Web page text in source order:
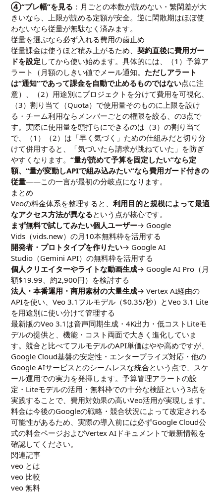
④“ブレ幅”を見る ：月ごとの本数が読めない・繁閑差が大
きいなら、上限が読める定額が安全。逆に閑散期はほぼ使
わないなら従量が無駄なく済みます。
従量を選ぶなら必ず入れる費用の歯止め
従量課金は使うほど積み上がるため、契約直後に費用ガー
ドを設定 してから使い始めます。具体的には、（1）予算ア
ラート（月額のしきい値でメール通知。 ただしアラート
は“通知”であって課金を自動で止めるものではない点に注
意）、（2）用途別にプロジェクトを分けて費用を可視化、
（3）割り当て（Quota）で使用量そのものに上限を設け
る・チーム利用ならメンバーごとの権限を絞る、の3点で
す。実際に使用量を頭打ちにできるのは（3）の割り当て
で、（1）（2）は「早く気づく」ための仕組みだと切り分
けて併用すると、「気づいたら請求が跳ねていた」を防ぎ
やすくなります。“量が読めて予算を固定したい”なら定
額、“量が変動しAPIで組み込みたい”なら費用ガード付きの
従量——この一言が最初の分岐点になります。
まとめ
Veoの料金体系を整理すると、利用目的と規模によって最適
なアクセス方法が異なるという点が核心です。
まず無料で試してみたい個人ユーザー→ Google
Vids（vids.new）の月10本無料枠を活用する
開発者・プロトタイプを作りたい→ Google AI
Studio（Gemini API）の無料枠を活用する
個人クリエイターやライトな動画生成→ Google AI Pro（月
額$19.99、約2,900円）を検討する
法人・本番運用・商用素材の大量生成→ Vertex AI経由の
APIを使い、Veo 3.1フルモデル（$0.35/秒）とVeo 3.1 Lite
を用途別に使い分けて管理する
最新版のVeo 3.1は音声同期生成・4K出力・低コストLiteモ
デルの提供と、機能・コスト両面で大きく進化していま
す。競合と比べてフルモデルのAPI単価はやや高めですが、
Google Cloud基盤の安定性・エンタープライズ対応・他の
Google AIサービスとのシームレスな統合という点で、スケ
ール運用での実力を発揮します。予算管理アラートの設
定・Liteモデルの活用・無料枠での十分な検証という3点を
実践することで、費用対効果の高いVeo活用が実現します。
料金は今後のGoogleの戦略・競合状況によって改定される
可能性があるため、実際の導入前には必ずGoogle Cloud公
式の料金ページおよびVertex AIドキュメントで最新情報を
確認してください。
関連記事
veo とは
veo 比較
veo 無料